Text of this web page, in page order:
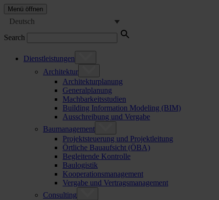
Menü öffnen
Deutsch
Search
Dienstleistungen
Architektur
Architekturplanung
Generalplanung
Machbarkeitsstudien
Building Information Modeling (BIM)
Ausschreibung und Vergabe
Baumanagement
Projektsteuerung und Projektleitung
Örtliche Bauaufsicht (ÖBA)
Begleitende Kontrolle
Baulogistik
Kooperationsmanagement
Vergabe und Vertragsmanagement
Consulting